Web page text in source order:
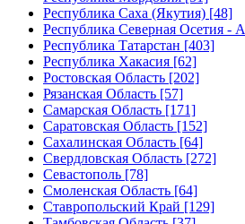
Республика Саха (Якутия) [48]
Республика Северная Осетия -
Республика Татарстан [403]
Республика Хакасия [62]
Ростовская Область [202]
Рязанская Область [57]
Самарская Область [171]
Саратовская Область [152]
Сахалинская Область [64]
Свердловская Область [272]
Севастополь [78]
Смоленская Область [64]
Ставропольский Край [129]